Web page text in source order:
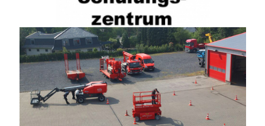
Industrie- und Anlagenbau
Wartungs- und Instandhaltungsarbeiten
Arbeiten mit seitlicher Reichweite und großer
Höhe
→ Bediener dürfen ausschließlich Arbeitsbühnen
der geschulten Kategorie einsetzen.